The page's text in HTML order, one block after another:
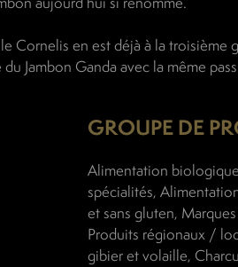
Cornelis en est déjà à la
Jambon Ganda avec la même
GROUPE DE
Alimentation
spécialités,
et sans gluten,
Produits régionaux /
gibier et volaille,